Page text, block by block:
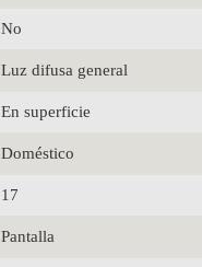
No
Luz difusa general
En superficie
Doméstico
17
Pantalla